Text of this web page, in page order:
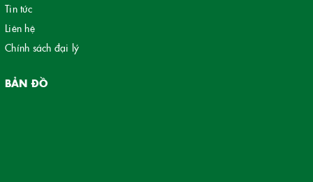
Tin tức
Liên hệ
Chính sách đại lý
BẢN ĐỒ